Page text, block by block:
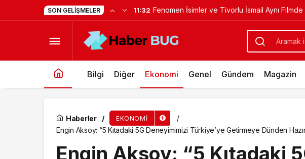
SON GELIŞMELER 11:22 Yapımcı Suat Yanç’a Sürpriz Doğum Günü
Bilgi Diğer Ekonomi Genel Gündem Magazin
Haberler EKONOMI
Engin Aksoy: “5 Kıtadaki 5G Deneyimimizi Türkiye’ye Getirmeye Dünden
Engin Aksoy: “5 Kıtadaki
Büyükşehir’den üreticilere ekipman desteği